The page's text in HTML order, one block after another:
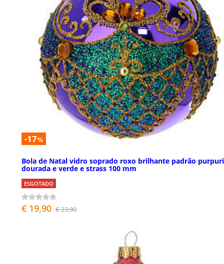
-17%
Bola de Natal vidro soprado roxo brilhante padrão
dourada e verde e strass 100 mm
ESGOTADO
€ 19,90 € 23,90